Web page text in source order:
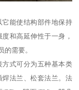
能使结构部件地保持
和高延伸性于一身，
的需要。
式可分为五种基本类
法兰、松套法兰。法